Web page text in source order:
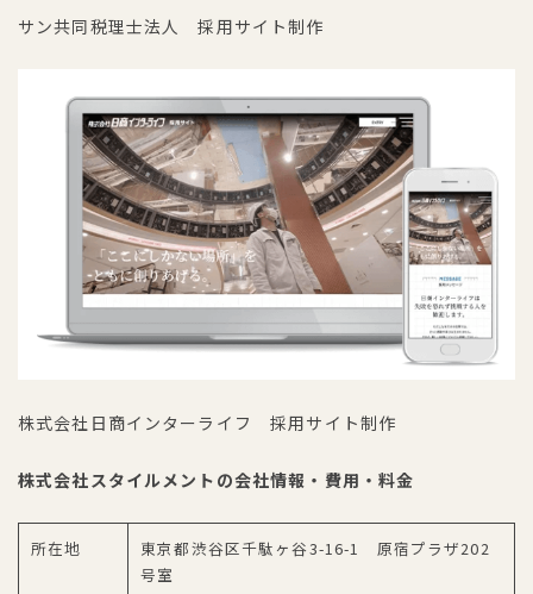
サン共同税理士法人 採用サイト制作
株式会社日商インターライフ 採用サイト制作
株式会社スタイルメントの会社情報・費用・料金
所在地
東京都渋谷区千駄ヶ谷3-16-1 原宿プラザ202
号室